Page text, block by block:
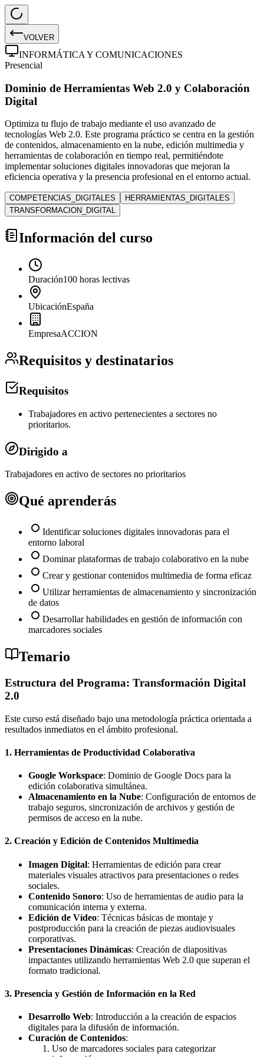
VOLVER
INFORMÁTICA Y COMUNICACIONES
Presencial
Dominio de Herramientas Web 2.0 y Colaboración
Digital
Optimiza tu flujo de trabajo mediante el uso avanzado de
tecnologías Web 2.0. Este programa práctico se centra en la gestión
de contenidos, almacenamiento en la nube, edición multimedia y
herramientas de colaboración en tiempo real, permitiéndote
implementar soluciones digitales innovadoras que mejoran la
eficiencia operativa y la presencia profesional en el entorno actual.
COMPETENCIAS_DIGITALES
HERRAMIENTAS_DIGITALES
TRANSFORMACION_DIGITAL
Información del curso
Duración100 horas lectivas
UbicaciónEspaña
EmpresaACCION
Requisitos y destinatarios
Requisitos
Trabajadores en activo pertenecientes a sectores no
prioritarios.
Dirigido a
Trabajadores en activo de sectores no prioritarios
Qué aprenderás
Identificar soluciones digitales innovadoras para el
entorno laboral
Dominar plataformas de trabajo colaborativo en la nube
Crear y gestionar contenidos multimedia de forma eficaz
Utilizar herramientas de almacenamiento y sincronización
de datos
Desarrollar habilidades en gestión de información con
marcadores sociales
Temario
Estructura del Programa: Transformación Digital
2.0
Este curso está diseñado bajo una metodología práctica orientada a
resultados inmediatos en el ámbito profesional.
1. Herramientas de Productividad Colaborativa
Google Workspace: Dominio de Google Docs para la
edición colaborativa simultánea.
Almacenamiento en la Nube: Configuración de entornos de
trabajo seguros, sincronización de archivos y gestión de
permisos de acceso en la nube.
2. Creación y Edición de Contenidos Multimedia
Imagen Digital: Herramientas de edición para crear
materiales visuales atractivos para presentaciones o redes
sociales.
Contenido Sonoro: Uso de herramientas de audio para la
comunicación interna y externa.
Edición de Vídeo: Técnicas básicas de montaje y
postproducción para la creación de piezas audiovisuales
corporativas.
Presentaciones Dinámicas: Creación de diapositivas
impactantes utilizando herramientas Web 2.0 que superan el
formato tradicional.
3. Presencia y Gestión de Información en la Red
Desarrollo Web: Introducción a la creación de espacios
digitales para la difusión de información.
Curación de Contenidos:
Uso de marcadores sociales para categorizar